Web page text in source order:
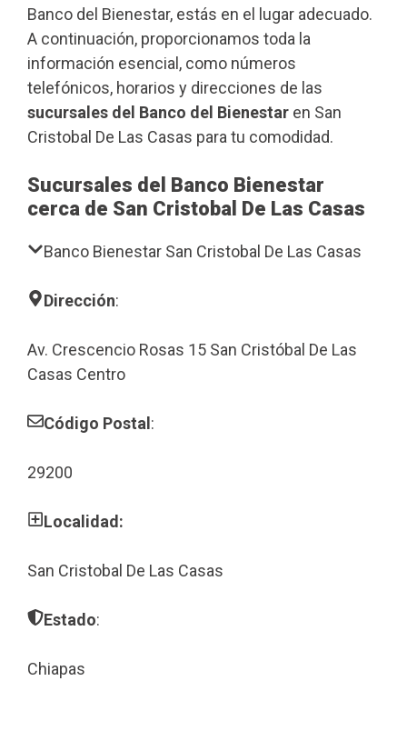
Banco del Bienestar, estás en el lugar adecuado.
A continuación, proporcionamos toda la
información esencial, como números
telefónicos, horarios y direcciones de las
sucursales del Banco del Bienestar en San
Cristobal De Las Casas para tu comodidad.
Sucursales del Banco Bienestar
cerca de San Cristobal De Las Casas
Banco Bienestar San Cristobal De Las Casas
Dirección:
Av. Crescencio Rosas 15 San Cristóbal De Las
Casas Centro
Código Postal:
29200
Localidad:
San Cristobal De Las Casas
Estado:
Chiapas